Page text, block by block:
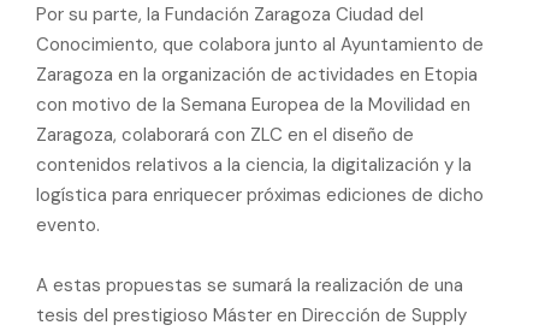
Por su parte, la Fundación Zaragoza Ciudad del
Conocimiento, que colabora junto al Ayuntamiento de
Zaragoza en la organización de actividades en Etopia
con motivo de la Semana Europea de la Movilidad en
Zaragoza, colaborará con ZLC en el diseño de
contenidos relativos a la ciencia, la digitalización y la
logística para enriquecer próximas ediciones de dicho
evento.
A estas propuestas se sumará la realización de una
tesis del prestigioso Máster en Dirección de Supply